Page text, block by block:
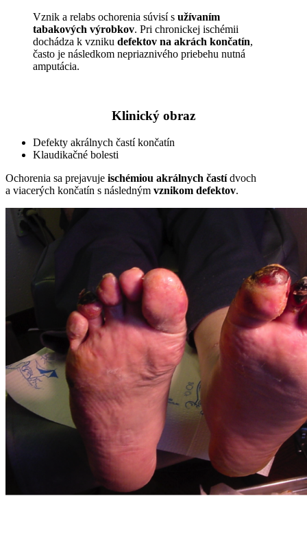
Vznik a relabs ochorenia súvisí s užívaním
tabakových výrobkov. Pri chronickej ischémii
dochádza k vzniku defektov na akrách končatín,
často je následkom nepriaznivého priebehu nutná
amputácia.
Klinický obraz
Defekty akrálnych častí končatín
Klaudikačné bolesti
Ochorenia sa prejavuje ischémiou akrálnych častídvoch
a viacerých končatín s následným vznikom defektov.